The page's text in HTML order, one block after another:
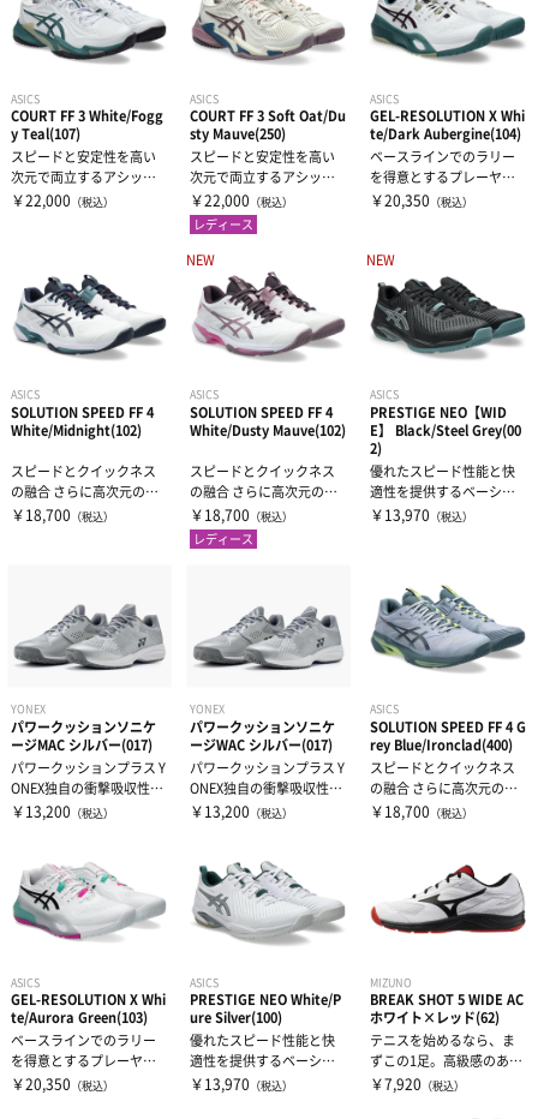
補給食
プロテイン
グッズ・アクセサリー
腰用サポーター
ひざ用サポーター
足首用サポーター
伸縮テープ
アンダーラップ
その他テーピンググッズ
トレーニング用品
スポーツアパレル
半袖シャツ
ハーフパンツ
ソックス
スウェット
コート
レディース＆ジュニア
リカバリーウェア
その他グッズ
バッグ
インソール
シューレース
タオル
その他
ウエイトトレーニング
自体重トレーニング
バランストレーニング
ケア・コンディション
ASICS
COURT FF 3 White/Fogg
y Teal(107)
スピードと安定性を高い
次元で両立するアシック
ステニスのフラッグシッ
￥22,000 （税込）
ASICS
COURT FF 3 Soft Oat/Du
sty Mauve(250)
スピードと安定性を高い
次元で両立するアシック
ステニスのフラッグシッ
プモデル。力強...
￥22,000 （税込）
レディース
ASICS
GEL-RESOLUTION X Whi
te/Dark Aubergine(104)
ベースラインでのラリー
を得意とするプレーヤー
に向けた、安定性に優れ
￥20,350 （税込）
ASICS
SOLUTION SPEED FF 4
White/Midnight(102)
スピードとクイックネス
の融合 さらに高次元のス
ピードモデルSOLUTION S
￥18,700 （税込）
NEW
ASICS
SOLUTION SPEED FF 4
White/Dusty Mauve(102)
スピードとクイックネス
の融合 さらに高次元のス
ピードモデルSOLUTION S
P...
￥18,700 （税込）
レディース
NEW
ASICS
PRESTIGE NEO【WID
E】 Black/Steel Grey(00
2)
優れたスピード性能と快
適性を提供するベーシッ
クモデルPRESTIGE ™NEO
￥13,970 （税込）
YONEX
パワークッションソニケ
ージMAC シルバー(017)
パワークッションプラス Y
ONEX独自の衝撃吸収性と
反発性を併せ持つ衝撃吸
￥13,200 （税込）
YONEX
パワークッションソニケ
ージWAC シルバー(017)
パワークッションプラス Y
ONEX独自の衝撃吸収性と
反発性を併せ持つ衝撃吸
￥13,200 （税込）
ASICS
SOLUTION SPEED FF 4 G
rey Blue/Ironclad(400)
スピードとクイックネス
の融合 さらに高次元のス
ピードモデルSOLUTION S
￥18,700 （税込）
ASICS
GEL-RESOLUTION X Whi
te/Aurora Green(103)
ベースラインでのラリー
を得意とするプレーヤー
に向けた、安定性に優れ
￥20,350 （税込）
ASICS
PRESTIGE NEO White/P
ure Silver(100)
優れたスピード性能と快
適性を提供するベーシッ
クモデルPRESTIGE™ NEO
￥13,970 （税込）
MIZUNO
BREAK SHOT 5 WIDE AC
ホワイト×レッド(62)
テニスを始めるなら、ま
ずこの1足。高級感のある
新しいエアメッシュを採
￥7,920 （税込）